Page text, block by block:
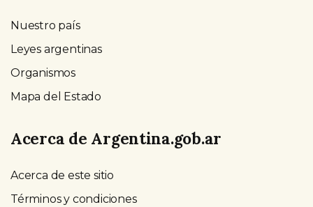
Nuestro país
Leyes argentinas
Organismos
Mapa del Estado
Acerca de Argentina.gob.ar
Acerca de este sitio
Términos y condiciones